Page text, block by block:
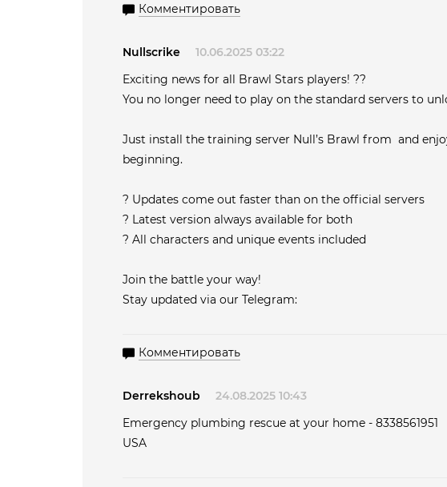
Комментировать
Nullscrike
10.06.2025 03:22
Exciting news for all Brawl Stars players! ??
You no longer need to play on the standard servers to
Just install the training server Null’s Brawl from and
beginning.
? Updates come out faster than on the official servers
? Latest version always available for both
? All characters and unique events included
Join the battle your way!
Stay updated via our Telegram:
Комментировать
Derrekshoub
24.08.2025 10:43
Emergency plumbing rescue at your home - 8338561951
USA